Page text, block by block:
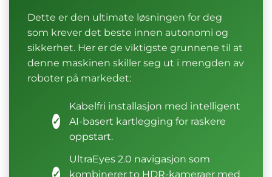
Dette er den ultimate løsningen for deg
som krever det beste innen autonomi og
sikkerhet. Her er de viktigste grunnene til at
denne maskinen skiller seg ut i mengden av
roboter på markedet:
✓
Kabelfri installasjon med intelligent
AI-basert kartlegging for raskere
oppstart.
✓
UltraEyes 2.0 navigasjon som
kombinerer to HDR-kameraer med